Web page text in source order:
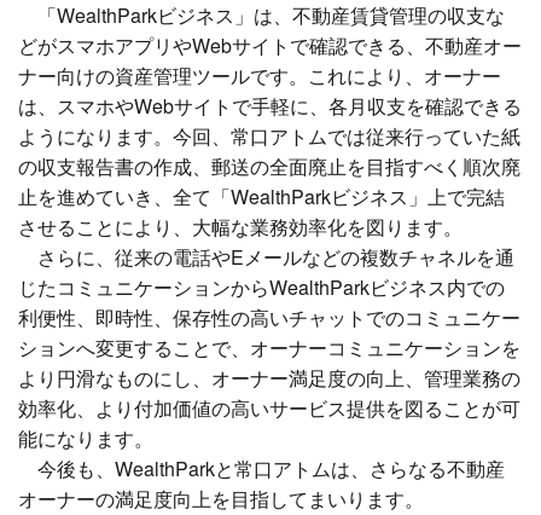
「WealthParkビジネス」は、不動産賃貸管理の収支な
どがスマホアプリやWebサイトで確認できる、不動産オー
ナー向けの資産管理ツールです。これにより、オーナー
は、スマホやWebサイトで手軽に、各月収支を確認できる
ようになります。 今回、常口アトムでは従来行っていた紙
の収支報告書の作成、郵送の全面廃止を目指すべく順次廃
止を進めていき、全て「WealthParkビジネス」上で完結
させることにより、大幅な業務効率化を図ります。
さらに、従来の電話やEメールなどの複数チャネルを通
じたコミュニケーションからWealthParkビジネス内での
利便性、即時性、保存性の高いチャットでのコミュニケー
ションへ変更することで、オーナーコミュニケーションを
より円滑なものにし、オーナー満足度の向上、管理業務の
効率化、より付加価値の高いサービス提供を図ることが可
能になります。
今後も、WealthParkと常口アトムは、さらなる不動産
オーナーの満足度向上を目指してまいります。